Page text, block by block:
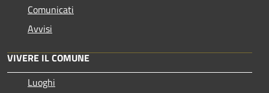
Comunicati
Avvisi
VIVERE IL COMUNE
Luoghi